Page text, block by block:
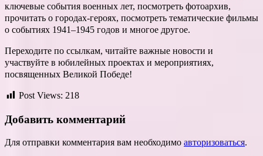
ключевые события военных лет, посмотреть фотоархив,
прочитать о городах-героях, посмотреть тематические фильмы
о событиях 1941–1945 годов и многое другое.
Переходите по ссылкам, читайте важные новости и
участвуйте в юбилейных проектах и мероприятиях,
посвященных Великой Победе!
Post Views: 218
Добавить комментарий
Для отправки комментария вам необходимо авторизоваться.